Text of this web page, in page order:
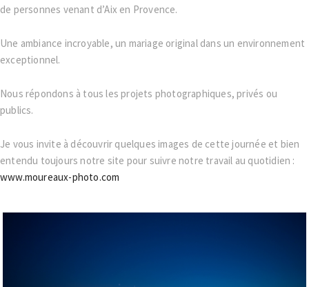
de personnes venant d’Aix en Provence.
Une ambiance incroyable, un mariage original dans un environnement
exceptionnel.
Nous répondons à tous les projets photographiques, privés ou
publics.
Je vous invite à découvrir quelques images de cette journée et bien
entendu toujours notre site pour suivre notre travail au quotidien :
www.moureaux-photo.com